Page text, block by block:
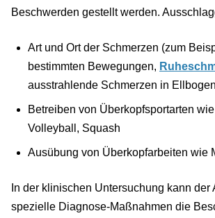
Beschwerden gestellt werden.
Art und Ort der Schmerzen (zum
bestimmten Bewegungen,
ausstrahlende Schmerzen in
Betreiben von Überkopfsportarten
Volleyball, Squash
Ausübung von Überkopfarbeiten wie
In der klinischen Untersuchung kann der
spezielle Diagnose-Maßnahmen die